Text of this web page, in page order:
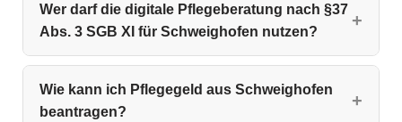
Wer darf die digitale Pflegeberatung nach §37
Abs. 3 SGB XI für Schweighofen nutzen?
Wie kann ich Pflegegeld aus Schweighofen
beantragen?